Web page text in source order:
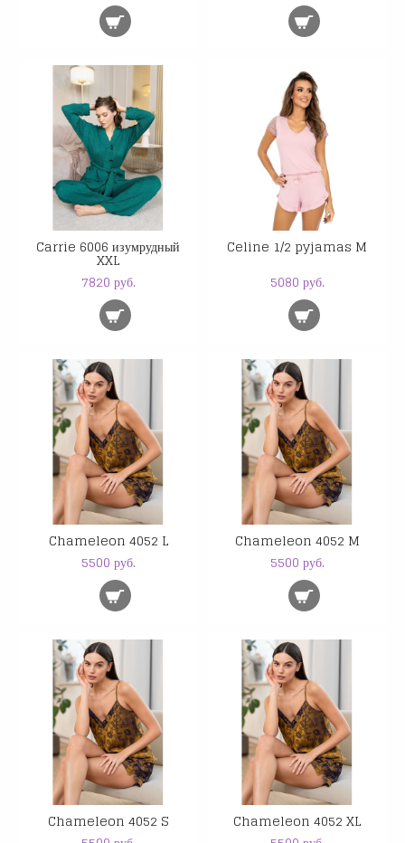
Carrie 6006 изумрудный
XXL
7820 руб.
Celine 1/2 pyjamas M
5080 руб.
Chameleon 4052 L
5500 руб.
Chameleon 4052 M
5500 руб.
Chameleon 4052 S
Chameleon 4052 XL